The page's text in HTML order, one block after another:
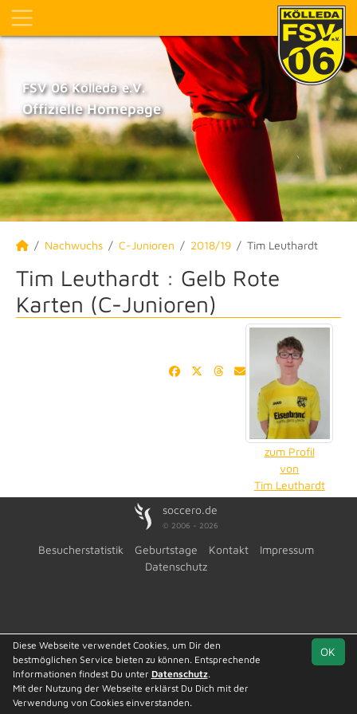
FSV 06 Kölleda e.V.
Offizielle Homepage
Nachwuchs C-Junioren 2018/19 Tim Leuthardt
Tim Leuthardt : Gelb Rote
Karten (C-Junioren)
zum Profil
von
Tim Leuthardt
soccero.de
© 2006 - 2026
Besucherstatistik Geburtstage Kontakt
Impressum
Datenschutz
OK
Diese Webseite verwendet Cookies, um Dir den
bestmöglichen Service bieten zu können. Entsprechende
Informationen findest Du unter Datenschutz.
Mit der Nutzung der Webseite erklärst Du Dich mit der
Verwendung von Cookies einverstanden.